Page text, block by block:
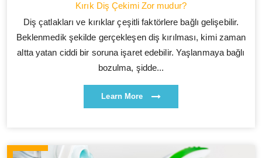
Kırık Diş Çekimi Zor mudur?
Diş çatlakları ve kırıklar çeşitli faktörlere bağlı gelişebilir.
Beklenmedik şekilde gerçekleşen diş kırılması, kimi zaman
altta yatan ciddi bir soruna işaret edebilir. Yaşlanmaya bağlı
bozulma, şidde...
Learn More